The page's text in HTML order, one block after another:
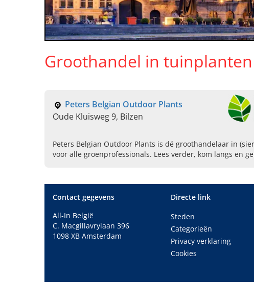
Groothandel in tuinplanten
Peters Belgian Outdoor Plants
Oude Kluisweg 9, Bilzen
Peters Belgian Outdoor Plants is dé groothandelaar in
voor alle groenprofessionals. Lees verder, kom langs en
Contact gegevens
All-In België
C. Macgillavrylaan 396
1098 XB Amsterdam
Directe link
Steden
Categorieën
Privacy verklaring
Cookies